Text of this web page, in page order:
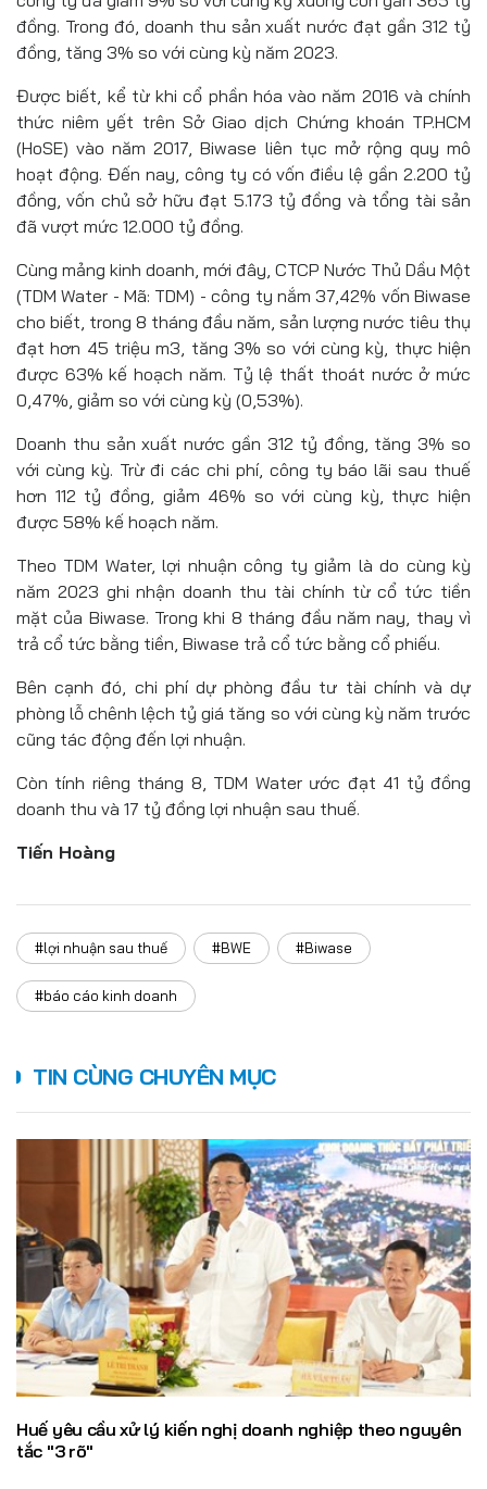
đồng. Trong đó, doanh thu sản xuất nước đạt gần 312 tỷ
đồng, tăng 3% so với cùng kỳ năm 2023.
Được biết, kể từ khi cổ phần hóa vào năm 2016 và chính
thức niêm yết trên Sở Giao dịch Chứng khoán TP.HCM
(HoSE) vào năm 2017, Biwase liên tục mở rộng quy mô
hoạt động. Đến nay, công ty có vốn điều lệ gần 2.200 tỷ
đồng, vốn chủ sở hữu đạt 5.173 tỷ đồng và tổng tài sản
đã vượt mức 12.000 tỷ đồng.
Cùng mảng kinh doanh, mới đây, CTCP Nước Thủ Dầu Một
(TDM Water - Mã: TDM) - công ty nắm 37,42% vốn Biwase
cho biết, trong 8 tháng đầu năm, sản lượng nước tiêu thụ
đạt hơn 45 triệu m3, tăng 3% so với cùng kỳ, thực hiện
được 63% kế hoạch năm. Tỷ lệ thất thoát nước ở mức
0,47%, giảm so với cùng kỳ (0,53%).
Doanh thu sản xuất nước gần 312 tỷ đồng, tăng 3% so
với cùng kỳ. Trừ đi các chi phí, công ty báo lãi sau thuế
hơn 112 tỷ đồng, giảm 46% so với cùng kỳ, thực hiện
được 58% kế hoạch năm.
Theo TDM Water, lợi nhuận công ty giảm là do cùng kỳ
năm 2023 ghi nhận doanh thu tài chính từ cổ tức tiền
mặt của Biwase. Trong khi 8 tháng đầu năm nay, thay vì
trả cổ tức bằng tiền, Biwase trả cổ tức bằng cổ phiếu.
Bên cạnh đó, chi phí dự phòng đầu tư tài chính và dự
phòng lỗ chênh lệch tỷ giá tăng so với cùng kỳ năm trước
cũng tác động đến lợi nhuận.
Còn tính riêng tháng 8, TDM Water ước đạt 41 tỷ đồng
doanh thu và 17 tỷ đồng lợi nhuận sau thuế.
Tiến Hoàng
#lợi nhuận sau thuế #BWE #Biwase
#báo cáo kinh doanh
TIN CÙNG CHUYÊN MỤC
Huế yêu cầu xử lý kiến nghị doanh nghiệp theo nguyên
tắc "3 rõ"